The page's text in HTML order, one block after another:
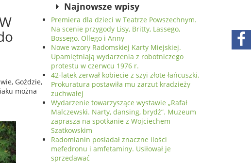
Goździe,
można
Najnowsze wpisy
Premiera dla dzieci w Teatrze Powszechnym.
Na scenie przygody Lisy, Britty, Lassego,
Bossego, Ollego i Anny
Nowe wzory Radomskiej Karty Miejskiej.
Upamiętniają wydarzenia z robotniczego
protestu w czerwcu 1976 r.
42-latek zerwał kobiecie z szyi złote łańcuszki.
Prokuratura postawiła mu zarzut kradzieży
zuchwałej
Wydarzenie towarzyszące wystawie „Rafał
Malczewski. Narty, dansing, brydż”. Muzeum
zaprasza na spotkanie z Wojciechem
Szatkowskim
Radomianin posiadał znaczne ilości
mefedronu i amfetaminy. Usiłował je
sprzedawać